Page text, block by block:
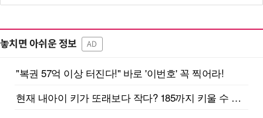
놓치면 아쉬운 정보 AD